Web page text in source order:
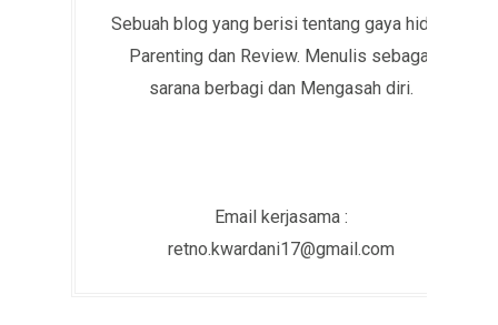
Sebuah blog yang berisi tentang gaya hidup,
Parenting dan Review. Menulis sebagai
sarana berbagi dan Mengasah diri.
Email kerjasama :
retno.kwardani17@gmail.com